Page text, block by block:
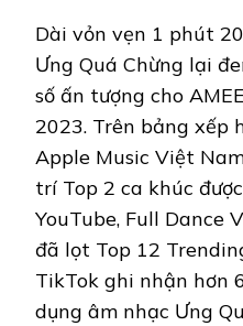
Dài vỏn vẹn 1 phút
Ưng Quá Chừng lại
số ấn tượng cho
2023. Trên bảng xếp
Apple Music Việt
trí Top 2 ca khúc
YouTube, Full Dance
đã lọt Top 12
TikTok ghi nhận hơn
dụng âm nhạc Ưng